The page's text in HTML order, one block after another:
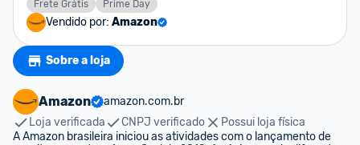
Frete Grátis Prime Day
Vendido por: Amazon
Sobre a loja
Amazon
amazon.com.br
Loja verificada
CNPJ verificado
Possui loja física
A Amazon brasileira iniciou as atividades com o lançamento de